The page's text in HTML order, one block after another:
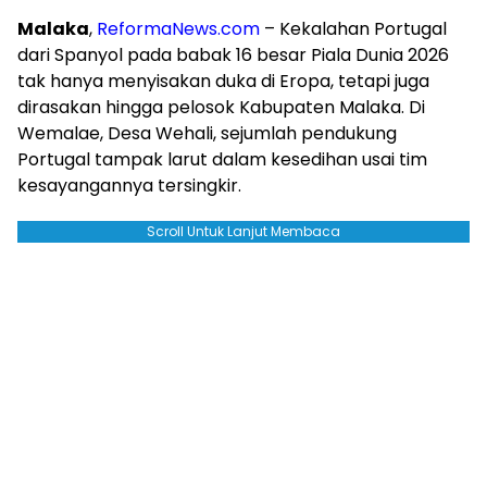
Malaka, ReformaNews.com – Kekalahan Portugal
dari Spanyol pada babak 16 besar Piala Dunia 2026
tak hanya menyisakan duka di Eropa, tetapi juga
dirasakan hingga pelosok Kabupaten Malaka. Di
Wemalae, Desa Wehali, sejumlah pendukung
Portugal tampak larut dalam kesedihan usai tim
kesayangannya tersingkir.
Scroll Untuk Lanjut Membaca